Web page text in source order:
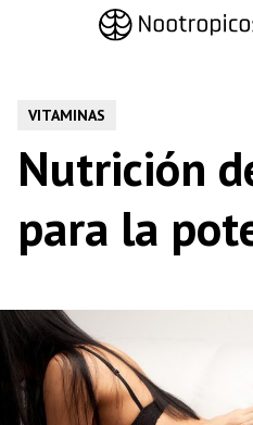
VITAMINAS
Nutrición
para la